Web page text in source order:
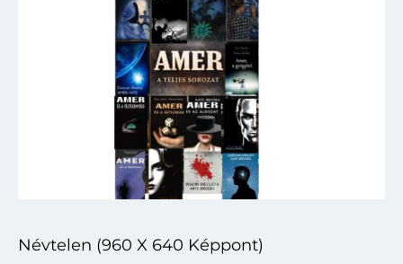
Névtelen (960 X 640 Képpont)